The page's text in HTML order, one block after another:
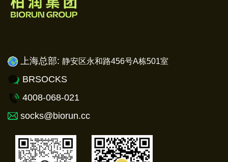
上海总部: 静安区永和路456号A栋501室
BRSOCKS
4008-068-021
socks@biorun.cc